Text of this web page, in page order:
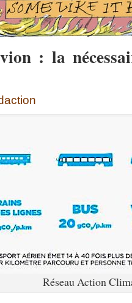
: la
Réseau Action